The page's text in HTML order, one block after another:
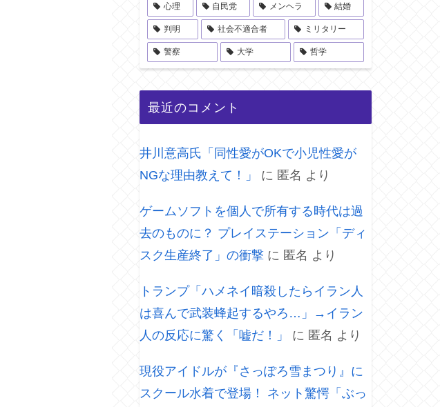
心理 自民党 メンヘラ 結婚
判明 社会不適合者 ミリタリー
警察 大学 哲学
最近のコメント
井川意高氏「同性愛がOKで小児性愛が
NGな理由教えて！」
に 匿名 より
ゲームソフトを個人で所有する時代は過
去のものに？ プレイステーション「ディ
スク生産終了」の衝撃 に 匿名 より
トランプ「ハメネイ暗殺したらイラン人
は喜んで武装蜂起するやろ…」→イラン
人の反応に驚く「嘘だ！」
に 匿名 より
現役アイドルが『さっぽろ雪まつり』に
スクール水着で登場！ ネット驚愕「ぶっ